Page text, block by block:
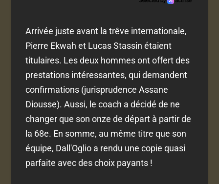
Arrivée juste avant la trêve internationale,
Pierre Ekwah et Lucas Stassin étaient
titulaires. Les deux hommes ont offert des
prestations intéressantes, qui demandent
confirmations (jurisprudence Assane
Diousse). Aussi, le coach a décidé de ne
changer que son onze de départ à partir de
la 68e. En somme, au même titre que son
équipe, Dall'Oglio a rendu une copie quasi
parfaite avec des choix payants !